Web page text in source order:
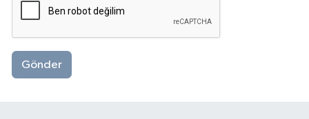
Gönder